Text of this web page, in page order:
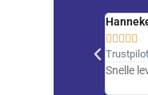
    
Trustpilot
Snelle